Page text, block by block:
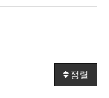
정렬